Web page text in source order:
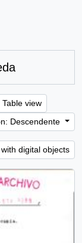
Table view
Descendente
digital objects